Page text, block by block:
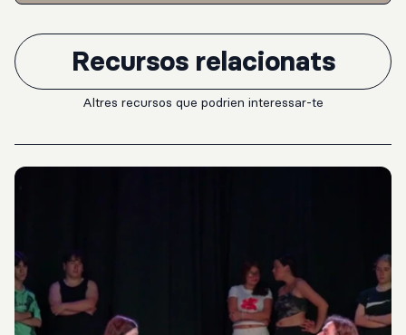
Recursos relacionats
Altres recursos que podrien interessar-te